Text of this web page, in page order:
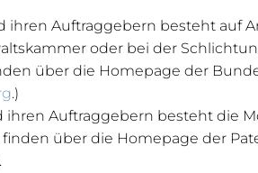
ihren Auftraggebern besteht auf
oder bei der
über die Homepage der
.)
Auftraggebern besteht die
über die Homepage der